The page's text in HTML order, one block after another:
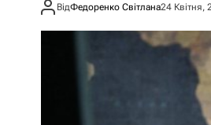
ВідФедоренко Світлана24 Квітня,